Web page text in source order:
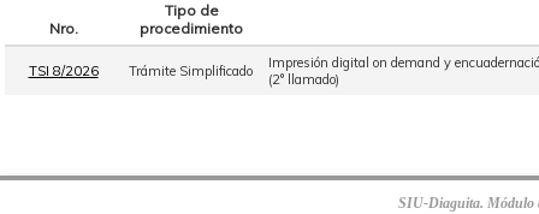
Nro.
Tipo de
procedimiento
TSI 8/2026 Trámite Simplificado
Impresión digital on demand y
(2° llamado)
SIU-Diaguita. Módulo